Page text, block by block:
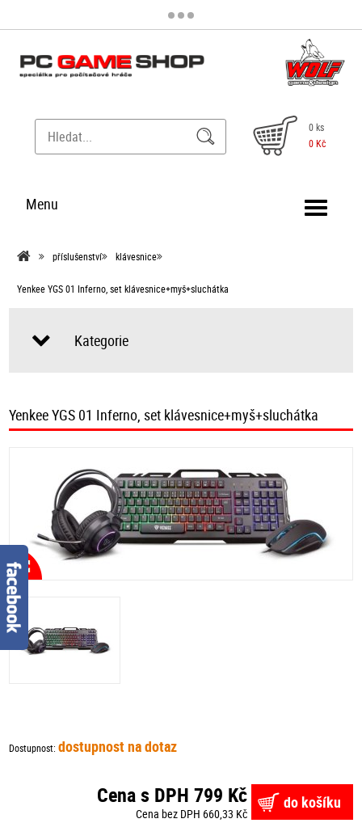
0 ks
0 Kč
Menu
příslušenství klávesnice
Yenkee YGS 01 Inferno, set klávesnice+myš+sluchátka
Kategorie
Yenkee YGS 01 Inferno, set klávesnice+myš+sluchátka
Dostupnost:dostupnost na dotaz
Cena s DPH 799 Kč
Cena bez DPH 660,33 Kč
do košíku